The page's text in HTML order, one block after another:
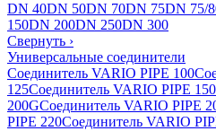
DN 40DN 50DN 70DN 75DN 75/
150DN 200DN 250DN 300
Свернуть ›
Универсальные соединители
Соединитель VARIO PIPE 100
125Соединитель VARIO PIPE 150
200GСоединитель VARIO PIPE
PIPE 220Соединитель VARIO